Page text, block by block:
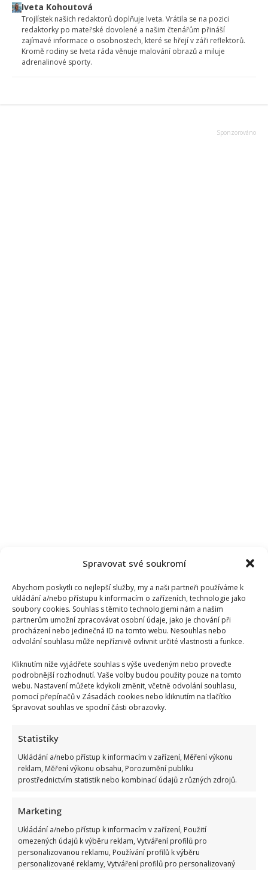
Spravovat své soukromí
Abychom poskytli co nejlepší služby, my a naši partneři používáme k
ukládání a/nebo přístupu k informacím o zařízeních, technologie jako
soubory cookies. Souhlas s těmito technologiemi nám a našim
partnerům umožní zpracovávat osobní údaje, jako je chování při
procházení nebo jedinečná ID na tomto webu. Nesouhlas nebo
odvolání souhlasu může nepříznivě ovlivnit určité vlastnosti a funkce.
Kliknutím níže vyjádřete souhlas s výše uvedeným nebo proveďte
podrobnější rozhodnutí. Vaše volby budou použity pouze na tomto
webu. Nastavení můžete kdykoli změnit, včetně odvolání souhlasu,
pomocí přepínačů v Zásadách cookies nebo kliknutím na tlačítko
Spravovat souhlas ve spodní části obrazovky.
Statistiky
Ukládání a/nebo přístup k informacím v zařízení, Měření výkonu
reklam, Měření výkonu obsahu, Porozumění publiku
prostřednictvím statistik nebo kombinací údajů z různých zdrojů.
Marketing
Ukládání a/nebo přístup k informacím v zařízení, Použití
omezených údajů k výběru reklam, Vytváření profilů pro
personalizovanou reklamu, Používání profilů k výběru
personalizované reklamy, Vytváření profilů pro personalizovaný
Iveta Kohoutová
Trojlístek našich redaktorů doplňuje Iveta. Vrátila se na pozici
redaktorky po mateřské dovolené a našim čtenářům přináší
zajímavé informace o osobnostech, které se hřejí v záři reflektorů.
Kromě rodiny se Iveta ráda věnuje malování obrazů a miluje
adrenalinové sporty.